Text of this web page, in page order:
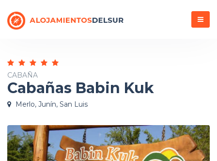
Menú
CABAÑA
Cabañas Babin Kuk
Merlo, Junín, San Luis